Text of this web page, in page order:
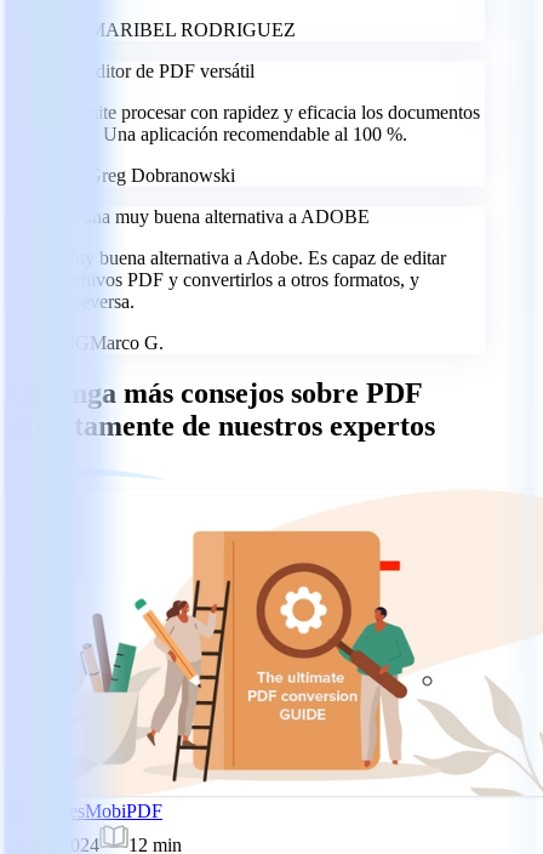
MARIBEL RODRIGUEZ
Un editor de PDF versátil
Permite procesar con rapidez y eficacia los documentos
PDF. Una aplicación recomendable al 100 %.
Greg Dobranowski
Es una muy buena alternativa a ADOBE
Muy buena alternativa a Adobe. Es capaz de editar
archivos PDF y convertirlos a otros formatos, y
viceversa.
Marco G.
Obtenga más consejos sobre PDF
directamente de nuestros expertos
TutorialesMobiPDF
30-09-2024
12 min